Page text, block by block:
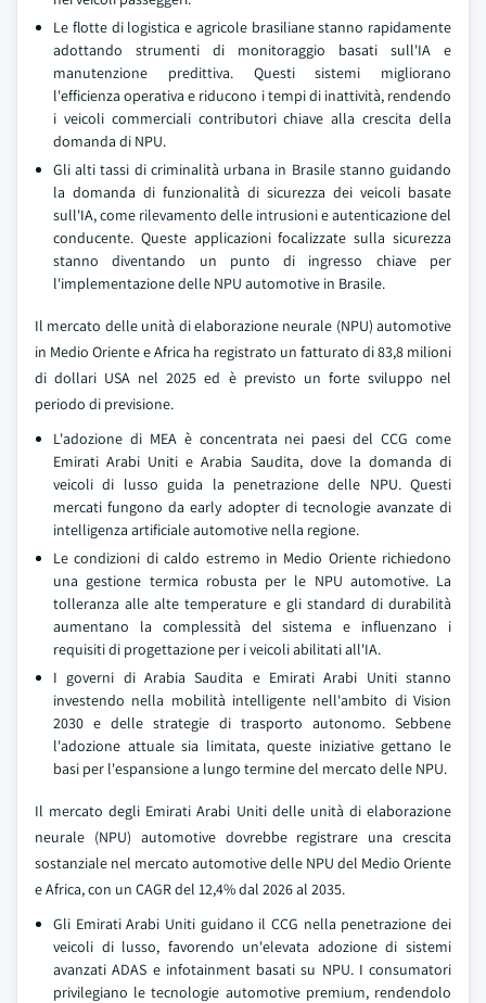
Le flotte di logistica e agricole brasiliane stanno rapidamente
adottando strumenti di monitoraggio basati sull'IA e
manutenzione predittiva. Questi sistemi migliorano
l'efficienza operativa e riducono i tempi di inattività, rendendo
i veicoli commerciali contributori chiave alla crescita della
domanda di NPU.
Gli alti tassi di criminalità urbana in Brasile stanno guidando
la domanda di funzionalità di sicurezza dei veicoli basate
sull'IA, come rilevamento delle intrusioni e autenticazione del
conducente. Queste applicazioni focalizzate sulla sicurezza
stanno diventando un punto di ingresso chiave per
l'implementazione delle NPU automotive in Brasile.
Il mercato delle unità di elaborazione neurale (NPU) automotive
in Medio Oriente e Africa ha registrato un fatturato di 83,8 milioni
di dollari USA nel 2025 ed è previsto un forte sviluppo nel
periodo di previsione.
L'adozione di MEA è concentrata nei paesi del CCG come
Emirati Arabi Uniti e Arabia Saudita, dove la domanda di
veicoli di lusso guida la penetrazione delle NPU. Questi
mercati fungono da early adopter di tecnologie avanzate di
intelligenza artificiale automotive nella regione.
Le condizioni di caldo estremo in Medio Oriente richiedono
una gestione termica robusta per le NPU automotive. La
tolleranza alle alte temperature e gli standard di durabilità
aumentano la complessità del sistema e influenzano i
requisiti di progettazione per i veicoli abilitati all'IA.
I governi di Arabia Saudita e Emirati Arabi Uniti stanno
investendo nella mobilità intelligente nell'ambito di Vision
2030 e delle strategie di trasporto autonomo. Sebbene
l'adozione attuale sia limitata, queste iniziative gettano le
basi per l'espansione a lungo termine del mercato delle NPU.
Il mercato degli Emirati Arabi Uniti delle unità di elaborazione
neurale (NPU) automotive dovrebbe registrare una crescita
sostanziale nel mercato automotive delle NPU del Medio Oriente
e Africa, con un CAGR del 12,4% dal 2026 al 2035.
Gli Emirati Arabi Uniti guidano il CCG nella penetrazione dei
veicoli di lusso, favorendo un'elevata adozione di sistemi
avanzati ADAS e infotainment basati su NPU. I consumatori
privilegiano le tecnologie automotive premium, rendendolo